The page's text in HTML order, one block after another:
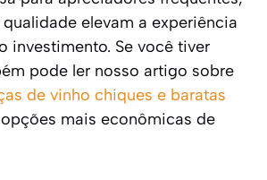
elevam a experiência
investimento. Se você tiver
pode ler nosso artigo sobre
de vinho chiques e baratas
mais econômicas de